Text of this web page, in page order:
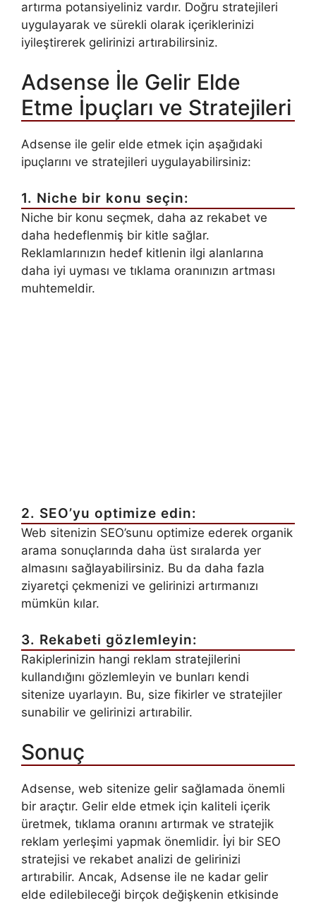
artırma potansiyeliniz vardır. Doğru stratejileri
uygulayarak ve sürekli olarak içeriklerinizi
iyileştirerek gelirinizi artırabilirsiniz.
Adsense İle Gelir Elde
Etme İpuçları ve Stratejileri
Adsense ile gelir elde etmek için aşağıdaki
ipuçlarını ve stratejileri uygulayabilirsiniz:
1. Niche bir konu seçin:
Niche bir konu seçmek, daha az rekabet ve
daha hedeflenmiş bir kitle sağlar.
Reklamlarınızın hedef kitlenin ilgi alanlarına
daha iyi uyması ve tıklama oranınızın artması
muhtemeldir.
2. SEO’yu optimize edin:
Web sitenizin SEO’sunu optimize ederek organik
arama sonuçlarında daha üst sıralarda yer
almasını sağlayabilirsiniz. Bu da daha fazla
ziyaretçi çekmenizi ve gelirinizi artırmanızı
mümkün kılar.
3. Rekabeti gözlemleyin:
Rakiplerinizin hangi reklam stratejilerini
kullandığını gözlemleyin ve bunları kendi
sitenize uyarlayın. Bu, size fikirler ve stratejiler
sunabilir ve gelirinizi artırabilir.
Sonuç
Adsense, web sitenize gelir sağlamada önemli
bir araçtır. Gelir elde etmek için kaliteli içerik
üretmek, tıklama oranını artırmak ve stratejik
reklam yerleşimi yapmak önemlidir. İyi bir SEO
stratejisi ve rekabet analizi de gelirinizi
artırabilir. Ancak, Adsense ile ne kadar gelir
elde edilebileceği birçok değişkenin etkisinde